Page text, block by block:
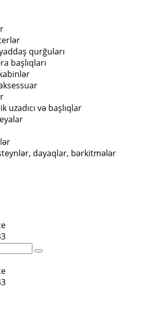
qurğuları
başlıqları
uzadıcı və başlıqlar
dayaqlar, bərkitmələr